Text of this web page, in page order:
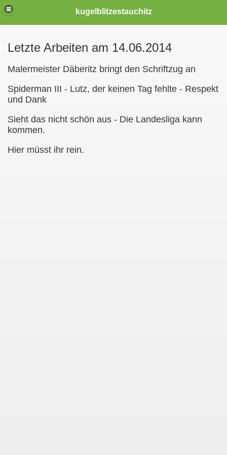
kugelblitzestauchitz
Letzte Arbeiten am 14.06.2014
Malermeister Däberitz bringt den Schriftzug an
Spiderman III - Lutz, der keinen Tag fehlte - Respekt
und Dank
Sieht das nicht schön aus - Die Landesliga kann
kommen.
Hier müsst ihr rein.
06-2020